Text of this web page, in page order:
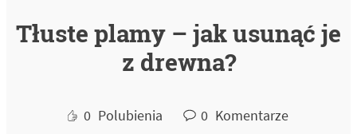
Tłuste plamy – jak usunąć je
z drewna?
0 Polubienia 0 Komentarze